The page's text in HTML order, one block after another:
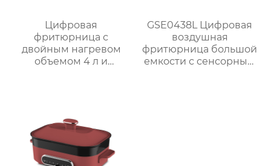
Цифровая
фритюрница с
двойным нагревом
объемом 4 л и
GSE0438L Цифровая
воздушная
фритюрница большой
емкости с сенсорным